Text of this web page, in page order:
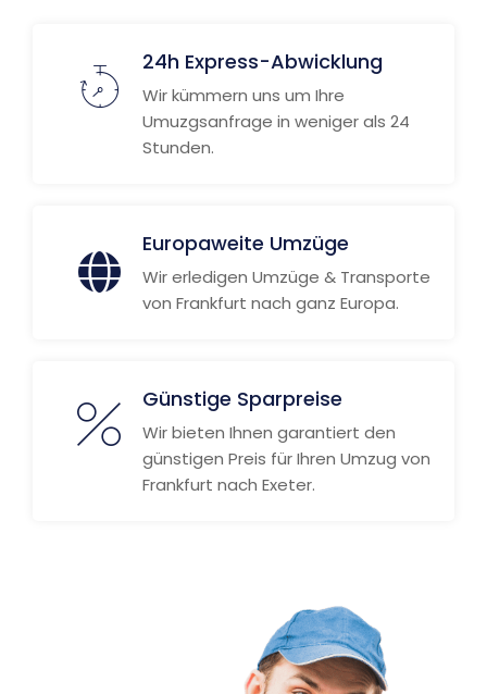
24h Express-Abwicklung
Wir kümmern uns um Ihre
Umuzgsanfrage in weniger als 24
Stunden.
Europaweite Umzüge
Wir erledigen Umzüge & Transporte
von Frankfurt nach ganz Europa.
Günstige Sparpreise
Wir bieten Ihnen garantiert den
günstigen Preis für Ihren Umzug von
Frankfurt nach Exeter.